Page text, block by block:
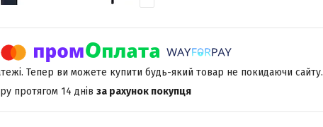
Тепер ви можете купити будь-який товар не покидаючи сайту.
протягом 14 днів за рахунок покупця